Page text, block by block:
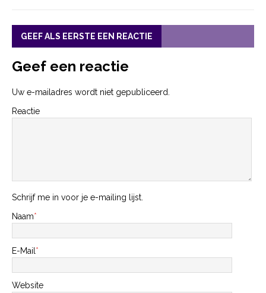
GEEF ALS EERSTE EEN REACTIE
Geef een reactie
Uw e-mailadres wordt niet gepubliceerd.
Reactie
Schrijf me in voor je e-mailing lijst.
Naam*
E-Mail *
Website